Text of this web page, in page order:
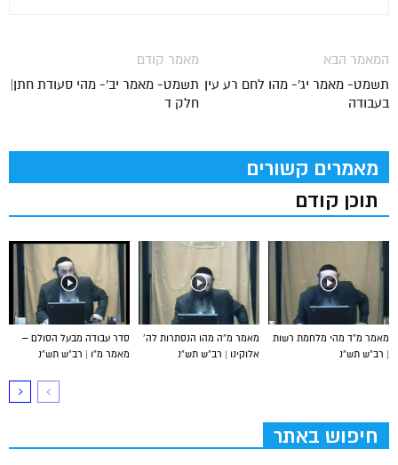
מאמר קודם
תשמט- מאמר יב'- מהי סעודת חתן|
חלק ד
המאמר הבא
תשמט- מאמר יג'- מהו לחם רע עין
בעבודה
מאמרים קשורים
תוכן קודם
סדר עבודה מבעל הסולם –
מאמר מ”ו | רב”ש תש”נ
מאמר מ”ה מהו הנסתרות לה’
אלוקינו | רב”ש תש”נ
מאמר מ”ד מהי מלחמת רשות
| רב”ש תש”נ
חיפוש באתר